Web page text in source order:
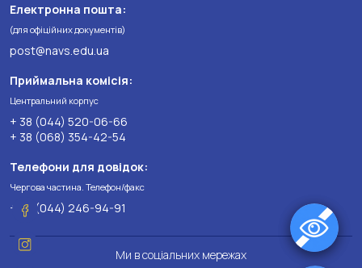
Електронна пошта:
(для офіційних документів)
post@navs.edu.ua
Приймальна комісія:
Центральний корпус
+ 38 (044) 520-06-66
+ 38 (068) 354-42-54
Телефони для довідок:
Чергова частина. Телефон/факс
+ 38 (044) 246-94-91
Ми в соціальних мережах